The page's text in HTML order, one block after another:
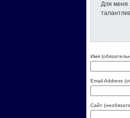
Для меня
Имя
Email Address
Сайт